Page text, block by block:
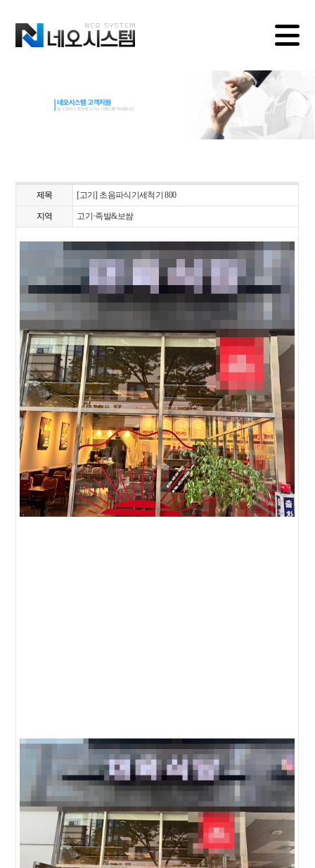
제목 [고기] 초음파식기세척기 800
지역 고기·족발&보쌈